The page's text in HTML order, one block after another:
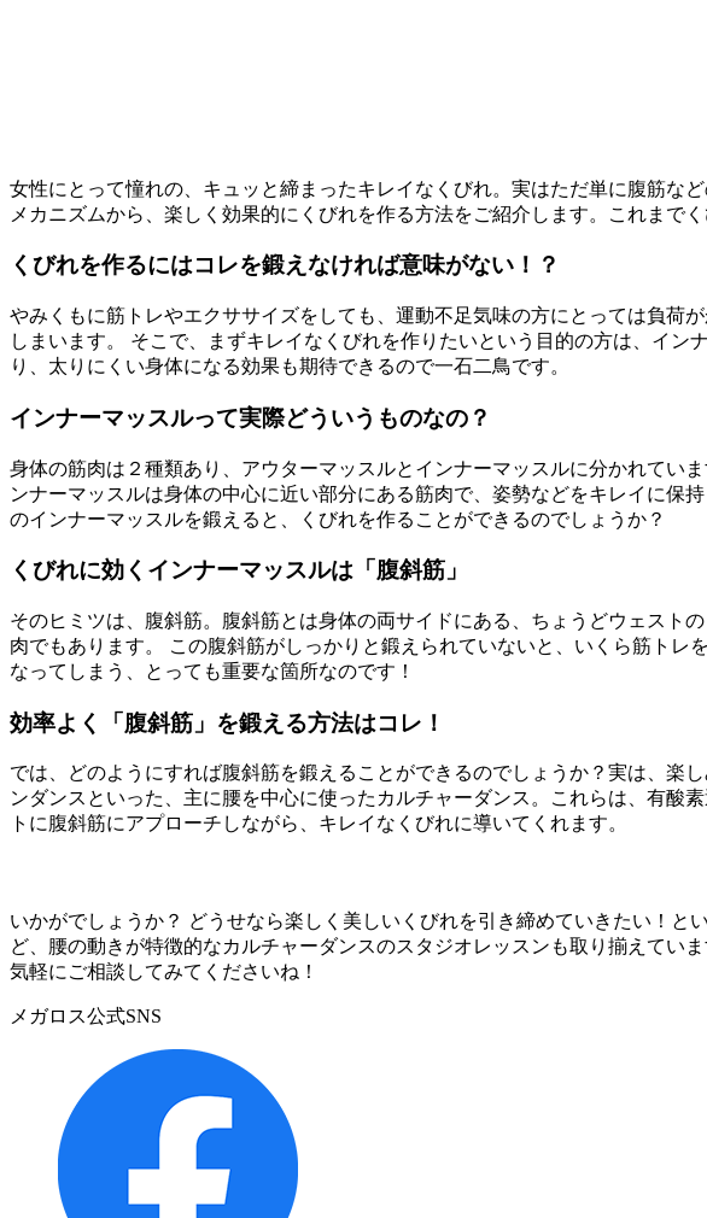
女性にとって憧れの、キュッと締まったキレイなくびれ。実はただ単に腹筋な
メカニズムから、楽しく効果的にくびれを作る方法をご紹介します。これまで
くびれを作るにはコレを鍛えなければ意味がない！？
やみくもに筋トレやエクササイズをしても、運動不足気味の方にとっては負荷
しまいます。 そこで、まずキレイなくびれを作りたいという目的の方は、イ
り、太りにくい身体になる効果も期待できるので一石二鳥です。
インナーマッスルって実際どういうものなの？
身体の筋肉は２種類あり、アウターマッスルとインナーマッスルに分かれてい
ンナーマッスルは身体の中心に近い部分にある筋肉で、姿勢などをキレイに保
のインナーマッスルを鍛えると、くびれを作ることができるのでしょうか？
くびれに効くインナーマッスルは「腹斜筋」
そのヒミツは、腹斜筋。腹斜筋とは身体の両サイドにある、ちょうどウェスト
肉でもあります。 この腹斜筋がしっかりと鍛えられていないと、いくら筋ト
なってしまう、とっても重要な箇所なのです！
効率よく「腹斜筋」を鍛える方法はコレ！
では、どのようにすれば腹斜筋を鍛えることができるのでしょうか？実は、楽
ンダンスといった、主に腰を中心に使ったカルチャーダンス。これらは、有酸
トに腹斜筋にアプローチしながら、キレイなくびれに導いてくれます。
いかがでしょうか？ どうせなら楽しく美しいくびれを引き締めていきたい！
ど、腰の動きが特徴的なカルチャーダンスのスタジオレッスンも取り揃えてい
気軽にご相談してみてくださいね！
メガロス公式SNS